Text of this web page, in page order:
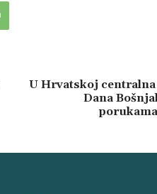
U Hrvatskoj
Dana